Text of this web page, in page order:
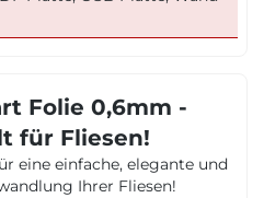
Folie 0,6mm -
für Fliesen!
eine einfache, elegante und
Ihrer Fliesen!